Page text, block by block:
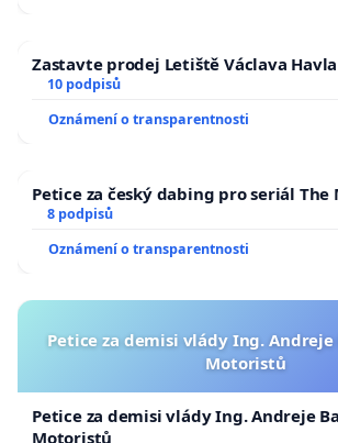
Zastavte prodej Letiště Václava Havla
10 podpisů
Oznámení o transparentnosti
Petice za český dabing pro seriál
8 podpisů
Oznámení o transparentnosti
Petice za demisi vlády Ing. Andreje
Motoristů
Petice za demisi vlády Ing. Andreje
Motoristů